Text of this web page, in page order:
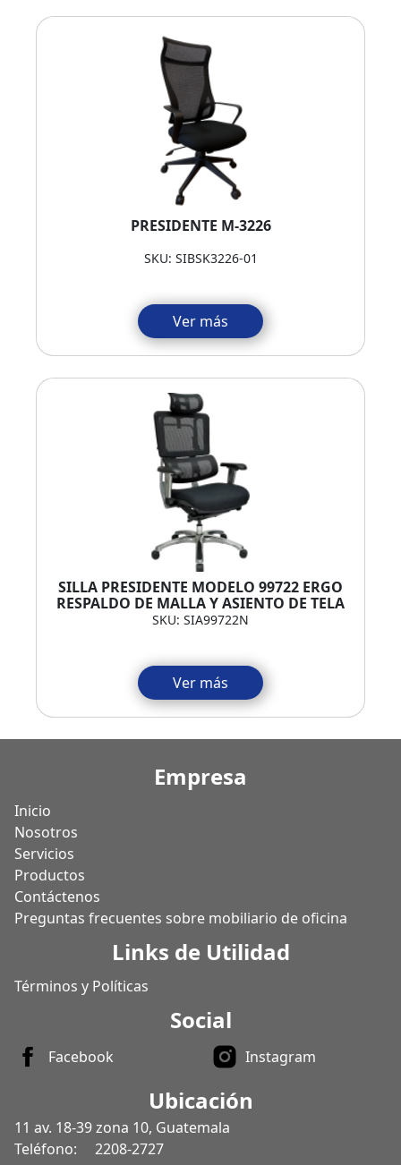
PRESIDENTE M-3226
SKU: SIBSK3226-01
Ver más
SILLA PRESIDENTE MODELO 99722 ERGO
RESPALDO DE MALLA Y ASIENTO DE TELA
SKU: SIA99722N
Ver más
Empresa
Inicio
Nosotros
Servicios
Productos
Contáctenos
Preguntas frecuentes sobre mobiliario de oficina
Links de Utilidad
Términos y Políticas
Social
Facebook Instagram
Ubicación
11 av. 18-39 zona 10, Guatemala
Teléfono:
2208-2727